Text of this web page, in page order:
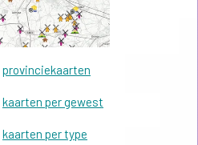
provinciekaarten
kaarten per gewest
kaarten per type